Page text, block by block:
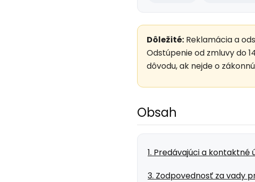
Dôležité: Reklamácia a
Odstúpenie od zmluvy do
dôvodu, ak nejde o
Obsah
1. Predávajúci a kontaktné
3. Zodpovednosť za vady